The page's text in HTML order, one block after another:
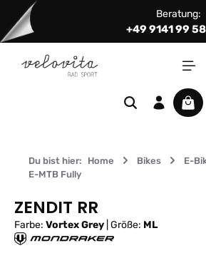
Zum Hauptinhalt springen Beratung:
+49 9141 99
Du bist hier: Home Bikes
E-
E-MTB Fully
ZENDIT RR
Farbe: Vortex Grey Größe: ML